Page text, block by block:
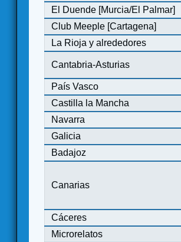
El Duende [Murcia/El Palmar]
Club Meeple [Cartagena]
La Rioja y alrededores
Cantabria-Asturias
País Vasco
Castilla la Mancha
Navarra
Galicia
Badajoz
Canarias
Cáceres
Microrelatos